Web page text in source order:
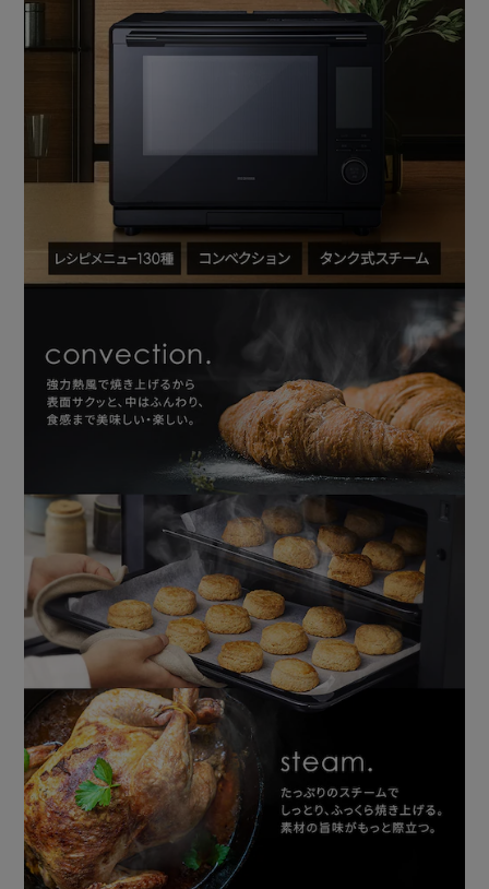
【オーブン】
庫内奥のファンヒーターが庫内の温度を一定に保ち、中まで
【グリル】
火の通りやすいものや、表面の焦げ目をつけたいものを高温
【レンジ】
料理のあたため直しや、冷凍食品の加熱など、すばやくあた
［あたため時間を短縮する時短ブースト機能］
あたため開始後5秒以内に時短ボタンを押すと、自動で出力
が上がり、あたため時間を短縮することができます。
◆130種のレシピメニューが家事の負担を低減
洋食セットや朝食セットなど3品の料理を同時に調理できる
同時調理メニューでさらに時短に。